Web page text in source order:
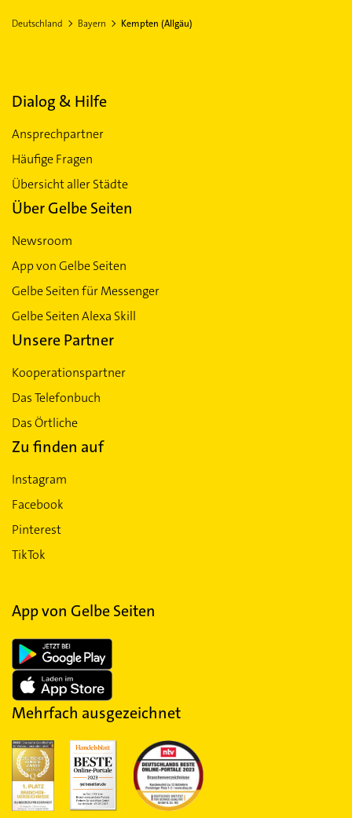
Deutschland Bayern Kempten (Allgäu)
Dialog & Hilfe
Ansprechpartner
Häufige Fragen
Übersicht aller Städte
Über Gelbe Seiten
Newsroom
App von Gelbe Seiten
Gelbe Seiten für Messenger
Gelbe Seiten Alexa Skill
Unsere Partner
Kooperationspartner
Das Telefonbuch
Das Örtliche
Zu finden auf
Instagram
Facebook
Pinterest
TikTok
App von Gelbe Seiten
Mehrfach ausgezeichnet